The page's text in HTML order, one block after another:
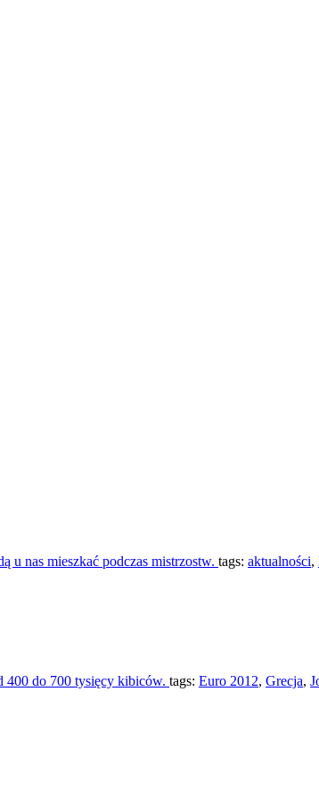
u nas mieszkać podczas mistrzostw. tags: aktualności,
400 do 700 tysięcy kibiców. tags: Euro 2012, Grecja,